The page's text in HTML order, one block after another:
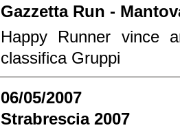
Gazzetta Run -
Happy Runner vince
classifica Gruppi
06/05/2007
Strabrescia 2007